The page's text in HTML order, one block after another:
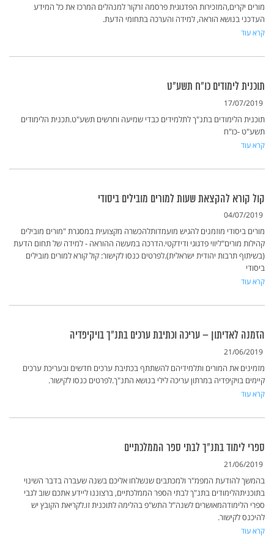
מורים יקרים,המזכירות הפדגוגית פרסמה זרקור למנהלים המרכז את כל המידע
העדכני בנושא הוראה, למידה והערכה בתחומי הדעת.
קרא עוד
תוכנית לימודים כו"ח תשע"ט
17/07/2019
תוכנית הלימודים בתנ"ך לתלמידים כבדי שמיעה וחרשים תשע"ט.‏‏‏‏תכנית הלימודים
תשע"ט -כו"ח
קרא עוד
קול קורא להקצאת שעות למורים מובילים ביסודי
04/07/2019
מורים ביסודי מוזמנים להגיש מועמדותלהכשרה מקצועית במסגרת "מורים מובילים
קהילות מורים"ליווי פדגוגי ודידקטי.הדרכה במעשה ההוראה - למידה של תחום הדעת
(בשיתוף תרבות יהודית ישראלית).לפרטים כנסו לקישור: קול קורא למורים מובילים
ביסודי
קרא עוד
הזמנה לאדיתון – עריכה וכתיבת ערכים בתנ"ך בויקיפדיה
21/06/2019
מזמינים את המורים ותלמידיהם להשתתף בכתיבת ערכים חדשים ובעריכת ערכים
קיימים בויקיפדיה במרתון עריכה לילי בנושא התנ"ך.לפרטים כנסו לקישור.
קרא עוד
ספרי לימוד בתנ"ך לבתי ספר הממלכתיים
21/06/2019
בהמשך להודעת המפמ"ר ולמכתבים שנשלחו אליכם בשנה שעברה בדבר השינוי
בתוכניתהלימודים בתנ"ך לבתי הספר הממלכתיים, ברצוננו ליידע אתכם שוב לגבי
ספרי הלימודהמאושרים לשנה"ל התש"פ בהלימה לתוכנית זו.לקריאת הקובץ יש
להיכנס לקישור.
קרא עוד